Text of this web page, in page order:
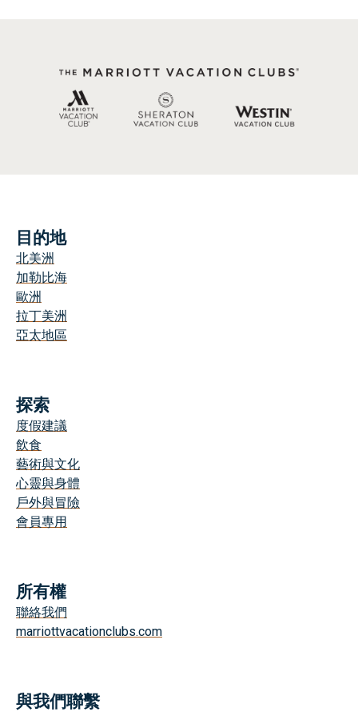
目的地
北美洲
加勒比海
歐洲
拉丁美洲
亞太地區
探索
度假建議
飲食
藝術與文化
心靈與身體
戶外與冒險
會員專用
所有權
聯絡我們
marriottvacationclubs.com
與我們聯繫